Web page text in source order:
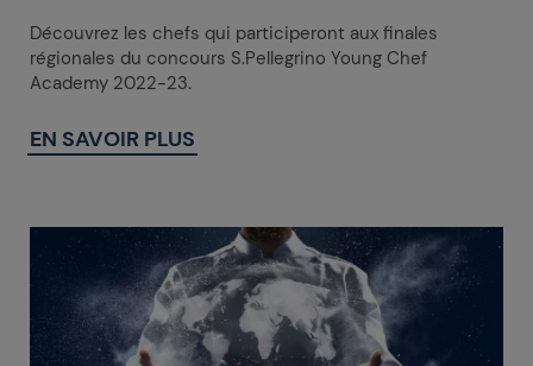
Découvrez les chefs qui participeront aux finales
régionales du concours S.Pellegrino Young Chef
Academy 2022-23.
EN SAVOIR PLUS